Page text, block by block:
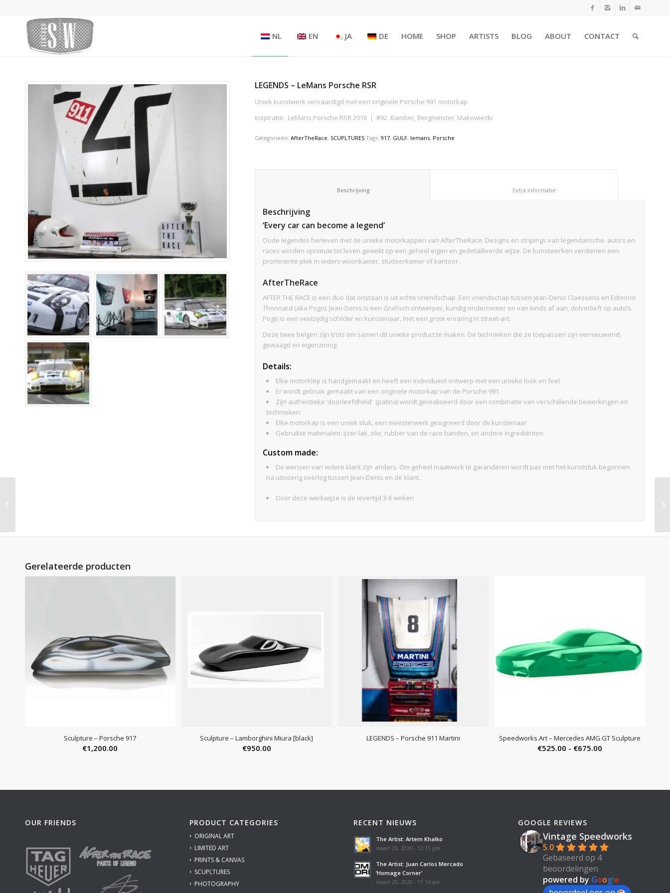
NL EN JA DE HOME SHOP ARTISTS BLOG ABOUT CONTACT
LEGENDS – LeMans Porsche RSR
Uniek kunstwerk vervaardigd met een originele Porsche 991 motorkap
Inspiratie: LeMans Porsche RSR 2016 | #92 Bamber, Bergmeister, Makowiecki
Categorieën: AfterTheRace, SCUPLTURES Tags: 917, GULF, lemans, Porsche
Beschrijving
‘Every car can become a legend’
Oude legendes herleven met de unieke motorkappen van AfterTheRace. Designs en stripings van legendarische auto’s en
races worden opnieuw tot leven gewekt op een geheel eigen en gedetailleerde wijze. De kunstwerken verdienen een
prominente plek in ieders woonkamer, studeerkamer of kantoor.
AfterTheRace
AFTER THE RACE is een duo dat onstaan is uit echte vriendschap. Een vriendschap tussen Jean-Denis Claessens en Edmond
Thonnard (aka Pogo). Jean-Denis is een Grafisch ontwerper, kundig ondernemer en van kinds af aan, dolverlieft op auto’s.
Pogo is een veelzijdig schilder en kunstenaar, met een grote ervaring in street-art.
Deze twee belgen zijn trots om samen dit unieke product te maken. De technieken die ze toepassen zijn vernieuwend,
gewaagd en eigenzinnig.
Details:
Elke motorklep is handgemaakt en heeft een individueel ontwerp met een unieke look en feel
Er wordt gebruik gemaakt van een originele motorkap van de Porsche 991
Zijn authentieke ‘doorleefdheid’ (patina) wordt gerealiseerd door een combinatie van verschillende bewerkingen en
technieken.
Elke motorkap is een uniek stuk, een meesterwerk gesigneerd door de kunstenaar
Gebruikte materialen: ijzer-lak, olie, rubber van de race banden, en andere ingrediënten
Custom made:
De wensen van iedere klant zijn anders. Om geheel maatwerk te garanderen wordt pas met het kunststuk begonnen
na uitvoerig overleg tussen Jean-Denis en de klant.
Door deze werkwijze is de levertijd 3-6 weken
Gerelateerde producten
Sculpture – Porsche 917
€1,200.00
Sculpture – Lamborghini Miura [black]
€950.00
LEGENDS – Porsche 911 Martini Speedworks.Art – Mercedes AMG GT Sculpture
€525.00 - €675.00
OUR FRIENDS PRODUCT CATEGORIES
ORIGINAL ART
LIMITED ART
PRINTS & CANVAS
SCUPLTURES
PHOTOGRAPHY
RECENT NIEUWS
The Artist: Artem Khalko
maart 29, 2020 - 12:15 pm
The Artist: Juan Carlos Mercado
‘Homage Corner’
maart 29, 2020 - 11:14 am
GOOGLE REVIEWS
Vintage Speedworks
5.0
Gebaseerd op 4
beoordelingen
powered by Google